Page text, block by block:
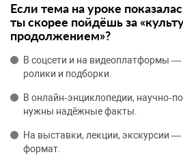
Если тема на уроке
ты скорее пойдёшь за
продолжением»?
В соцсети и на видеоплатформы
ролики и подборки.
В онлайн‑энциклопедии,
нужны надёжные факты.
На выставки, лекции, экскурсии
формат.